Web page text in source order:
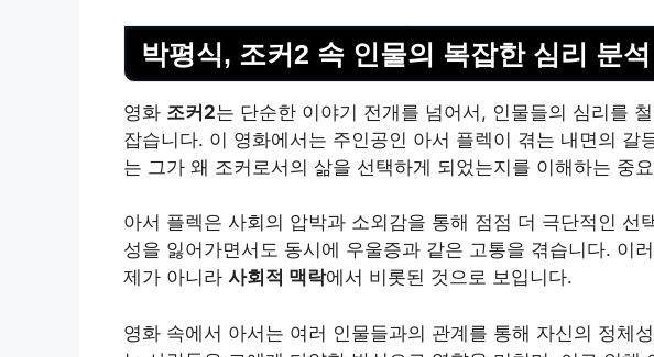
박평식, 조커2 속 인물의 복잡한 심리 분석
영화 조커2는 단순한 이야기 전개를 넘어서, 인물들의 심리를
잡습니다. 이 영화에서는 주인공인 아서 플렉이 겪는 내면의 갈
는 그가 왜 조커로서의 삶을 선택하게 되었는지를 이해하는 중
아서 플렉은 사회의 압박과 소외감을 통해 점점 더 극단적인 선
성을 잃어가면서도 동시에 우울증과 같은 고통을 겪습니다. 이
제가 아니라 사회적 맥락에서 비롯된 것으로 보입니다.
영화 속에서 아서는 여러 인물들과의 관계를 통해 자신의 정체